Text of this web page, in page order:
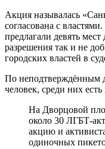
Акция называлась
согласована с
предлагали девять
разрешения так и не
городских властей в
По неподтверждённым
человек, среди них
На Дворцовой
около 30 ЛГБТ-
акцию и
одиночных